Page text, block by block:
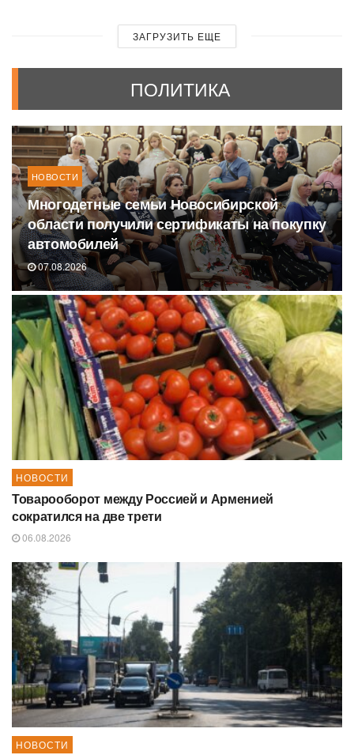
ЗАГРУЗИТЬ ЕЩЕ
ПОЛИТИКА
НОВОСТИ
Многодетные семьи Новосибирской
области получили сертификаты на покупку
автомобилей
07.08.2026
НОВОСТИ
Товарооборот между Россией и Арменией
сократился на две трети
06.08.2026
НОВОСТИ